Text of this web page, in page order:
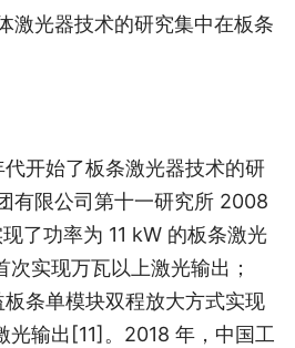
激光器技术的研究集中在板条
开始了板条激光器技术的研
有限公司第十一研究所 2008
了功率为 11 kW 的板条激光
次实现万瓦以上激光输出；
条单模块双程放大方式实现
光输出 [11] 。2018 年，中国工